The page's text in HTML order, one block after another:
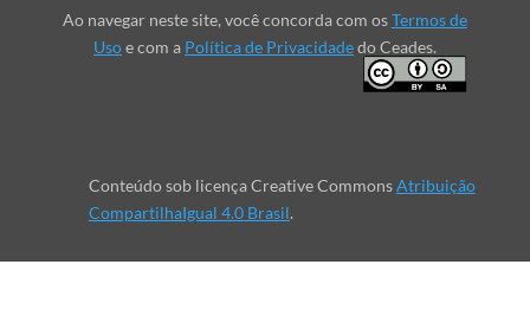
Ao navegar neste site, você concorda com osTermos de
Usoe com a Política de Privacidadedo Ceades.
Conteúdo sob licença Creative CommonsAtribuição
CompartilhaIgual 4.0 Brasil.